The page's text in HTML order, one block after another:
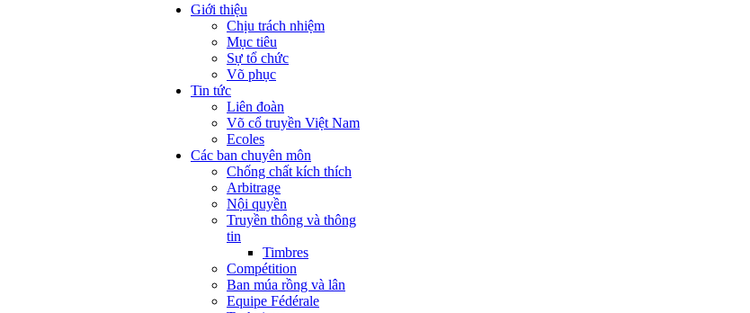
Giới thiệu
Chịu trách nhiệm
Mục tiêu
Sự tổ chức
Võ phục
Tin tức
Liên đoàn
Võ cổ truyền Việt Nam
Ecoles
Các ban chuyên môn
Chống chất kích thích
Arbitrage
Nội quyền
Truyền thông và thông
tin
Timbres
Compétition
Ban múa rồng và lân
Equipe Fédérale